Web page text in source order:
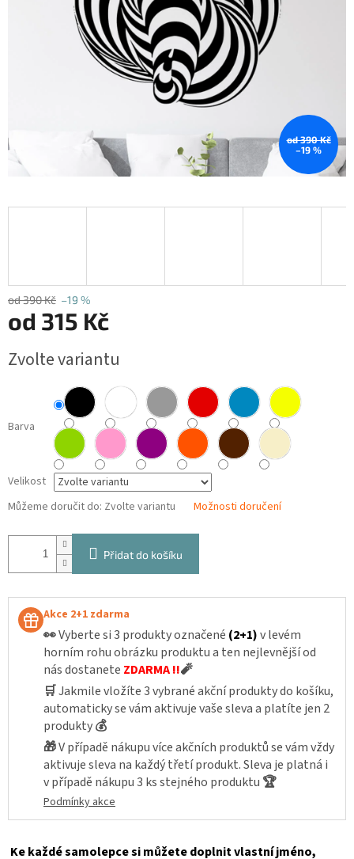
od 390 Kč
–19 %
od 390 Kč –19 %
od 315 Kč
cena:
Zvolte variantu
Barva
Velikost
Můžeme doručit do: Zvolte variantu Možnosti doručení
Přidat do košíku
Akce 2+1 zdarma
👀Vyberte si 3 produkty označené (2+1)v levém
horním rohu obrázku produktu a ten nejlevnější od
nás dostanete ZDARMA !!🧨
🛒Jakmile vložíte 3 vybrané akční produkty do košíku,
automaticky se vám aktivuje vaše sleva a platíte jen 2
produkty💰
🎁V případě nákupu více akčních produktů se vám vždy
aktivuje sleva na každý třetí produkt. Sleva je platná i
v případě nákupu 3 ks stejného produktu 🏆
Podmínky akce
Ke každé samolepce si můžete doplnit vlastní jméno,